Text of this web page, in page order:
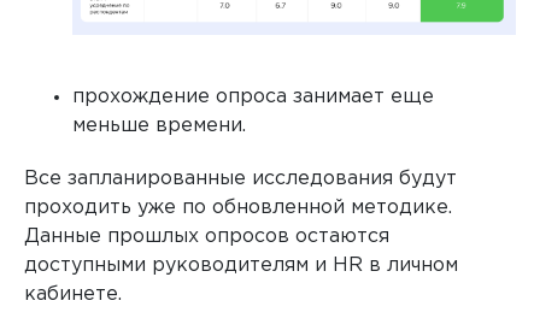
прохождение опроса занимает еще
меньше времени.
Все запланированные исследования будут
проходить уже по обновленной методике.
Данные прошлых опросов остаются
доступными руководителям и HR в личном
кабинете.